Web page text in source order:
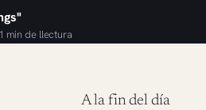
min de llectura
A la fin del día